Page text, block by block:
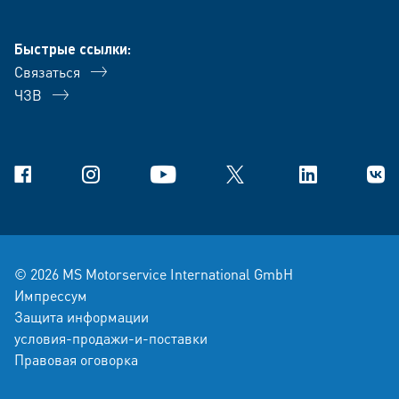
Быстрые ссылки:
Связаться
ЧЗВ
Facebook Instagram YouTube X Linkedin В
© 2026 MS Motorservice International GmbH
Импрессум
Защита информации
условия-продажи-и-поставки
Правовая оговорка